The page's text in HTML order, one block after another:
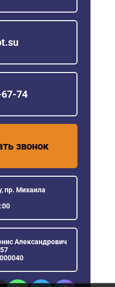
74
звонок
пр. Михаила
Александрович